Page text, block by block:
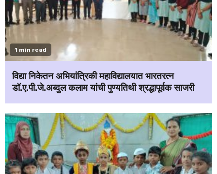
1 min read
विद्या निकेतन अभियांत्रिकी महाविद्यालयात भारतरत्न
डॉ.ए.पी.जे.अब्दुल कलाम यांची पुण्यतिथी श्रद्धापूर्वक साजरी